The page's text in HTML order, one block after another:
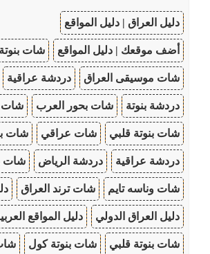
دليل العراق | دليل المواقع
أضف موقعك | دليل المواقع شات
شات موسيقى العراق دردشة عراقية
دردشة بنوتة شات بحور العرب شات
شات بنوتة قلبي شات عراقي شات
دردشة عراقية دردشة الرياض شات
شات وناسه تايم شات ترند العراق
دليل العراق الدولي دليل المواقع
شات بنوتة قلبي شات بنوتة كول